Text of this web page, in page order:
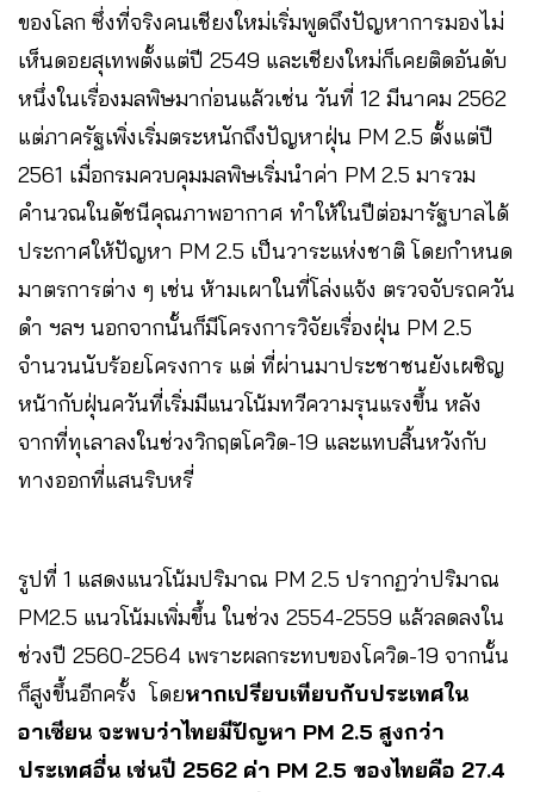
ของโลก ซึ่งที่จริงคนเชียงใหม่เริ่มพูดถึงปัญหาการมองไม่
เห็นดอยสุเทพตั้งแต่ปี 2549 และเชียงใหม่ก็เคยติดอันดับ
หนึ่งในเรื่องมลพิษมาก่อนแล้วเช่น วันที่ 12 มีนาคม 2562
แต่ภาครัฐเพิ่งเริ่มตระหนักถึงปัญหาฝุ่น PM 2.5 ตั้งแต่ปี
2561 เมื่อกรมควบคุมมลพิษเริ่มนำค่า PM 2.5 มารวม
คำนวณในดัชนีคุณภาพอากาศ ทำให้ในปีต่อมารัฐบาลได้
ประกาศให้ปัญหา PM 2.5 เป็นวาระแห่งชาติ โดยกำหนด
มาตรการต่าง ๆ เช่น ห้ามเผาในที่โล่งแจ้ง ตรวจจับรถควัน
ดำ ฯลฯ นอกจากนั้นก็มีโครงการวิจัยเรื่องฝุ่น PM 2.5
จำนวนนับร้อยโครงการ แต่ ที่ผ่านมาประชาชนยังเผชิญ
หน้ากับฝุ่นควันที่เริ่มมีแนวโน้มทวีความรุนแรงขึ้น หลัง
จากที่ทุเลาลงในช่วงวิกฤตโควิด-19 และแทบสิ้นหวังกับ
ทางออกที่แสนริบหรี่
รูปที่ 1 แสดงแนวโน้มปริมาณ PM 2.5 ปรากฏว่าปริมาณ
PM2.5 แนวโน้มเพิ่มขึ้น ในช่วง 2554-2559 แล้วลดลงใน
ช่วงปี 2560-2564 เพราะผลกระทบของโควิด-19 จากนั้น
ก็สูงขึ้นอีกครั้ง โดยหากเปรียบเทียบกับประเทศใน
อาเซียน จะพบว่าไทยมีปัญหา PM 2.5 สูงกว่า
ประเทศอื่น เช่นปี 2562 ค่า PM 2.5 ของไทยคือ 27.4